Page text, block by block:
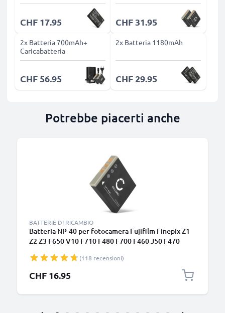
CHF 17.95 CHF 31.95
2x Batteria 700mAh+
Caricabatteria
CHF 56.95
2x Batteria 1180mAh
CHF 29.95
Potrebbe piacerti anche
BATTERIE DI RICAMBIO
Batteria NP-40 per fotocamera Fujifilm Finepix Z1
Z2 Z3 F650 V10 F710 F480 F700 F460 J50 F470
marca CELLONIC(118 recensioni)
CHF 16.95